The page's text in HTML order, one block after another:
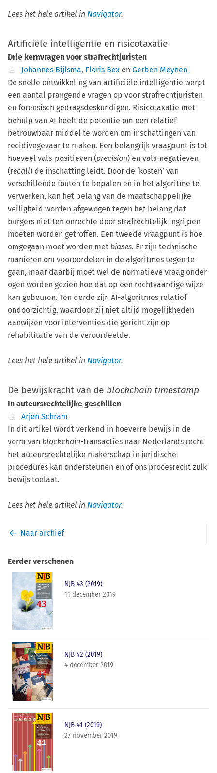
Lees het hele artikel in Navigator.
Artificiële intelligentie en risicotaxatie
Drie kernvragen voor strafrechtjuristen
Johannes Bijlsma, Floris Bexen Gerben Meynen
De snelle ontwikkeling van artificiële intelligentie werpt
een aantal prangende vragen op voor strafrechtjuristen
en forensisch gedragsdeskundigen. Risicotaxatie met
behulp van AI heeft de potentie om een relatief
betrouwbaar middel te worden om inschattingen van
recidivegevaar te maken. Een belangrijk vraagpunt is tot
hoeveel vals-positieven (precision) en vals-negatieven
(recall) de inschatting leidt. Door de ‘kosten’ van
verschillende fouten te bepalen en in het algoritme te
verwerken, kan het belang van de maatschappelijke
veiligheid worden afgewogen tegen het belang dat
burgers niet ten onrechte door strafrechtelijk ingrijpen
moeten worden getroffen. Een tweede vraagpunt is hoe
omgegaan moet worden met biases. Er zijn technische
manieren om vooroordelen in de algoritmes tegen te
gaan, maar daarbij moet wel de normatieve vraag onder
ogen worden gezien hoe dat op een rechtvaardige wijze
kan gebeuren. Ten derde zijn AI-algoritmes relatief
ondoorzichtig, waardoor zij niet altijd mogelijkheden
aanwijzen voor interventies die gericht zijn op
rehabilitatie van de veroordeelde.
Lees het hele artikel in Navigator.
De bewijskracht van de blockchain timestamp
In auteursrechtelijke geschillen
Arjen Schram
In dit artikel wordt verkend in hoeverre bewijs in de
vorm van blockchain-transacties naar Nederlands recht
het auteursrechtelijke makerschap in juridische
procedures kan ondersteunen en of ons procesrecht zulk
bewijs toelaat.
Lees het hele artikel in Navigator.
Naar archief
Eerder verschenen
NJB 43 (2019)
11 december 2019
NJB 42 (2019)
4 december 2019
NJB 41 (2019)
27 november 2019